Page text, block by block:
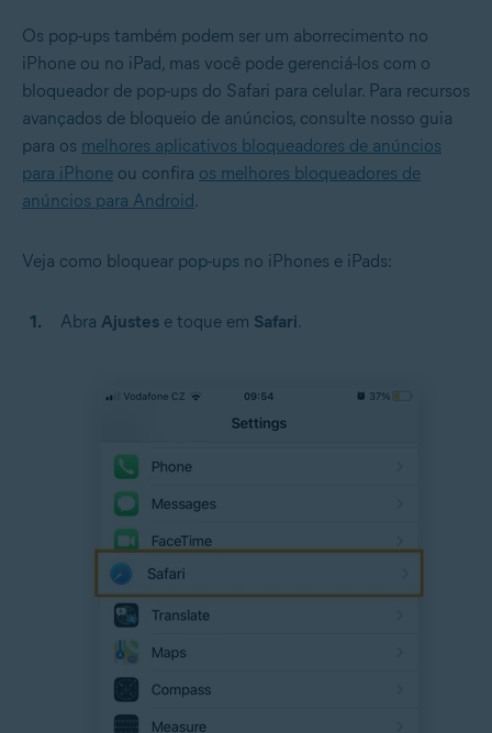
Os pop-ups também podem ser um aborrecimento no
iPhone ou no iPad, mas você pode gerenciá-los com o
bloqueador de pop-ups do Safari para celular. Para recursos
avançados de bloqueio de anúncios, consulte nosso guia
para os melhores aplicativos bloqueadores de anúncios
para iPhone ou confira os melhores bloqueadores de
anúncios para Android.
Veja como bloquear pop-ups no iPhones e iPads:
Abra Ajustes e toque em Safari.